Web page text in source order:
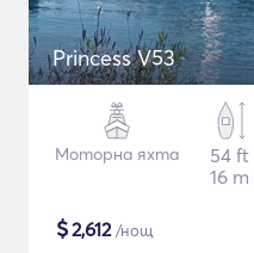
Princess V53
Моторна яхта
54 ft
16 m
$2,612/нощ